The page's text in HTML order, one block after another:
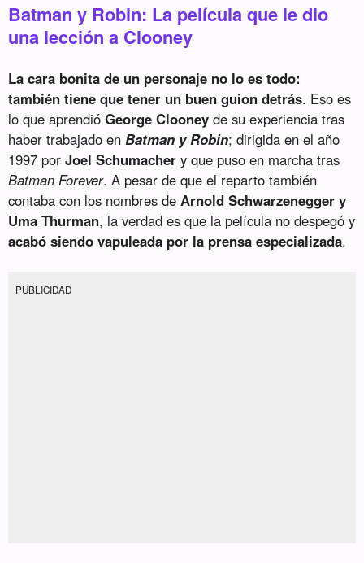
Batman y Robin: La película que le dio
una lección a Clooney
La cara bonita de un personaje no lo es todo:
también tiene que tener un buen guion detrás. Eso es
lo que aprendióGeorge Clooney de su experiencia tras
haber trabajado enBatman y Robin; dirigida en el año
1997 porJoel Schumacher y que puso en marcha tras
Batman Forever. A pesar de que el reparto también
contaba con los nombres deArnold Schwarzenegger y
Uma Thurman, la verdad es que la película no despegó y
acabó siendo vapuleada por la prensa especializada.
PUBLICIDAD